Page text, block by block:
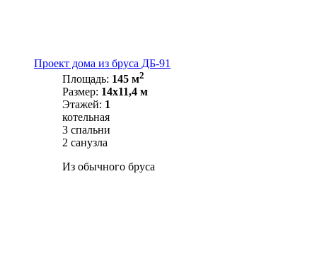
Проект дома из бруса ДБ-91
Площадь: 145 м2
Размер: 14х11,4 м
Этажей: 1
котельная
3 спальни
2 санузла
Из обычного бруса